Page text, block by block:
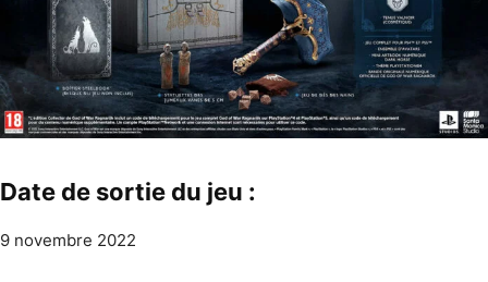
Date de sortie du jeu :
9 novembre 2022